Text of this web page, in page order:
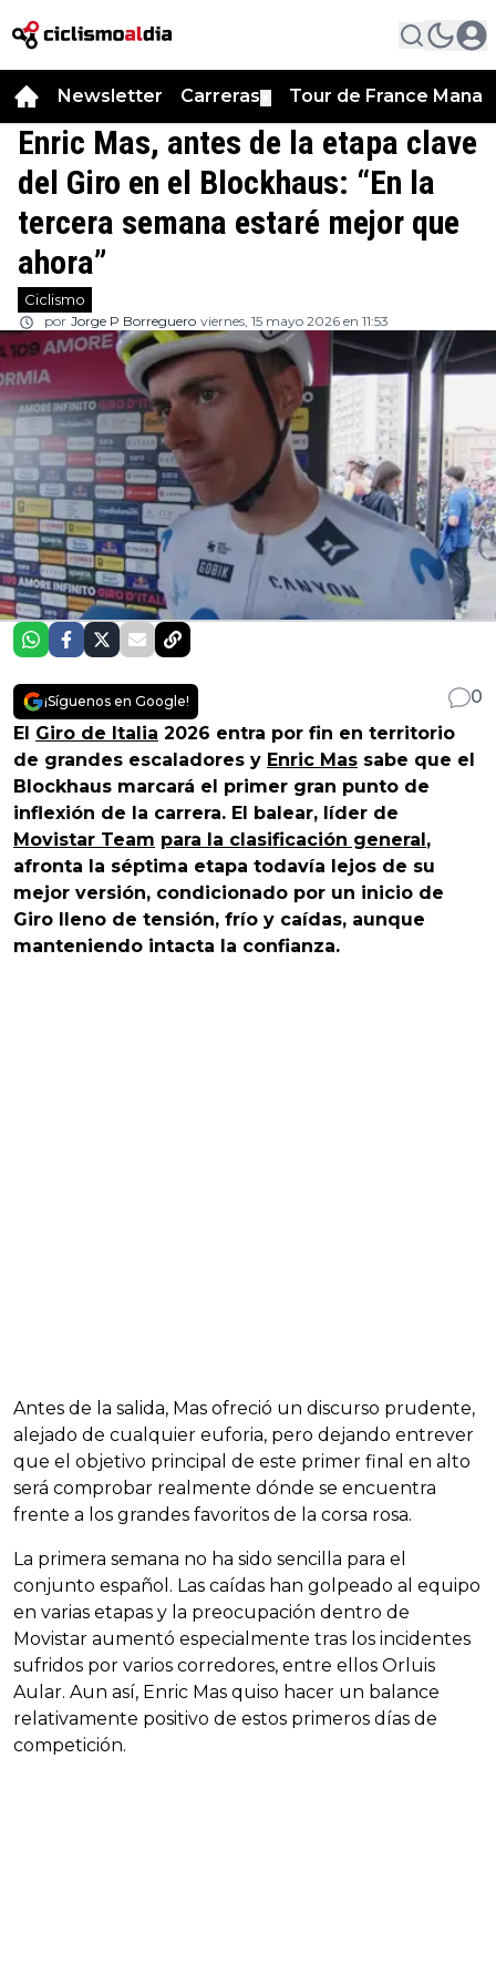
Newsletter Carreras Tour de France
Enric Mas, antes de la etapa clave
del Giro en el Blockhaus: “En la
tercera semana estaré mejor que
ahora”
Ciclismo
por Jorge P Borreguero viernes, 15 mayo 2026 en 11:53
¡Síguenos en Google!
0
El Giro de Italia 2026 entra por fin en territorio
de grandes escaladores y Enric Mas sabe que el
Blockhaus marcará el primer gran punto de
inflexión de la carrera. El balear, líder de
Movistar Team para la clasificación general ,
afronta la séptima etapa todavía lejos de su
mejor versión, condicionado por un inicio de
Giro lleno de tensión, frío y caídas, aunque
manteniendo intacta la confianza.
Antes de la salida, Mas ofreció un discurso prudente,
alejado de cualquier euforia, pero dejando entrever
que el objetivo principal de este primer final en alto
será comprobar realmente dónde se encuentra
frente a los grandes favoritos de la corsa rosa.
La primera semana no ha sido sencilla para el
conjunto español. Las caídas han golpeado al equipo
en varias etapas y la preocupación dentro de
Movistar aumentó especialmente tras los incidentes
sufridos por varios corredores, entre ellos Orluis
Aular. Aun así, Enric Mas quiso hacer un balance
relativamente positivo de estos primeros días de
competición.